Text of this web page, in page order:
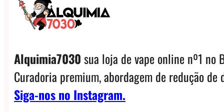
Alquimia7030sua loja de vape online nº1 no
Curadoria premium, abordagem de redução
Siga-nos no Instagram.